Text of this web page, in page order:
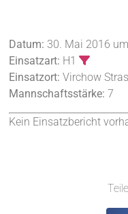
Datum: 30. Mai 2016
Einsatzart: H1
Einsatzort: Virchow
Mannschaftsstärke: 7
Kein Einsatzbericht